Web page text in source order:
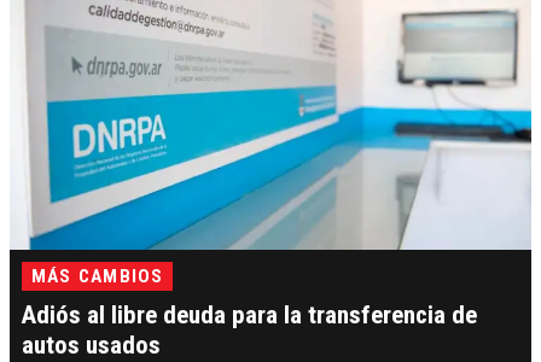
MÁS CAMBIOS
Adiós al libre deuda para la transferencia de
autos usados